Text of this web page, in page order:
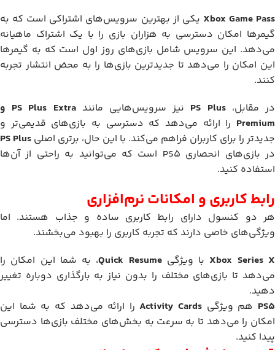
Xbox Game Pass یکی از بهترین سرویس‌های اشتراکی است که به
گیمرها امکان دسترسی به هزاران بازی را با یک اشتراک ماهیانه
می‌دهد. این سرویس شامل بازی‌های روز اول است که به گیمرها
این امکان را می‌دهد تا جدیدترین بازی‌ها را به محض انتشار تجربه
کنند.
در مقابل،PS Plus نیز سرویس‌هایی مانند
PS Plus Extra و
Premium را ارائه می‌دهد که دسترسی به بازی‌های قدیمی‌تر و
جدیدتر را برای کاربران فراهم می‌کند. با این حال، برتری اصلی PS Plus
در بازی‌های انحصاری PS5 است که می‌توانید به راحتی از آن‌ها
استفاده کنید.
رابط کاربری و امکانات نرم‌افزاری
هر دو کنسول دارای رابط کاربری ساده و جذاب هستند. اما
ویژگی‌های خاصی دارند که تجربه کاربری را بهبود می‌بخشند.
Xbox Series X با ویژگیQuick Resume، به شما این امکان را
می‌دهد تا بازی‌های مختلف را بدون نیاز به بارگذاری دوباره تغییر
دهید.
PS5 هم ویژگی Activity Cards را ارائه می‌دهد که به شما این
امکان را می‌دهد تا به سرعت به بخش‌های مختلف بازی‌ها دسترسی
پیدا کنید.